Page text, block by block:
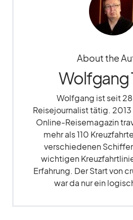
About the
Wolfgang
Wolfgang ist seit 28
Reisejournalist tätig.
Online-Reisemagazin
mehr als 110
verschiedenen
wichtigen
Erfahrung. Der Start von
war da nur ein